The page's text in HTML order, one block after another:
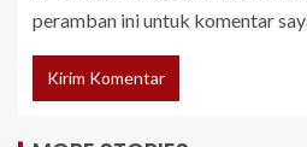
peramban ini untuk komentar